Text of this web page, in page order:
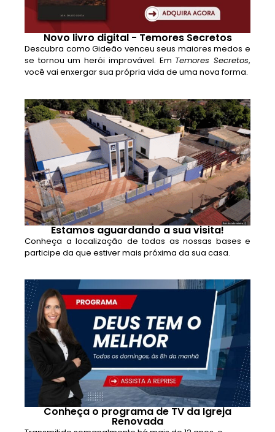
Novo livro digital - Temores Secretos
Descubra como Gideão venceu seus maiores medos e
se tornou um herói improvável. Em Temores Secretos,
você vai enxergar sua própria vida de uma nova forma.
Estamos aguardando a sua visita!
Conheça a localização de todas as nossas bases e
participe da que estiver mais próxima da sua casa.
Conheça o programa de TV da Igreja
Renovada